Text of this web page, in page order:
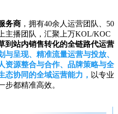
务商 ，拥有40余人运营团队、50
主播团队，汇聚上万KOL/KOC
到站内销售转化的全链路代运营
与呈现、精准流量运营与投放、
资源整合与合作、品牌策略与全
态协同的全域运营能力， 以专业
步都精准高效。